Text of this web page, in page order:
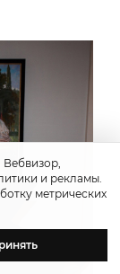
и рекламы.
метрических